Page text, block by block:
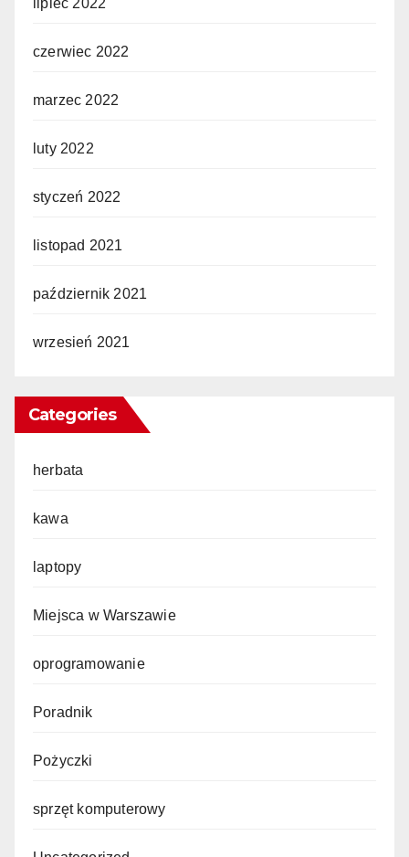
lipiec 2022
czerwiec 2022
marzec 2022
luty 2022
styczeń 2022
listopad 2021
październik 2021
wrzesień 2021
Categories
herbata
kawa
laptopy
Miejsca w Warszawie
oprogramowanie
Poradnik
Pożyczki
sprzęt komputerowy